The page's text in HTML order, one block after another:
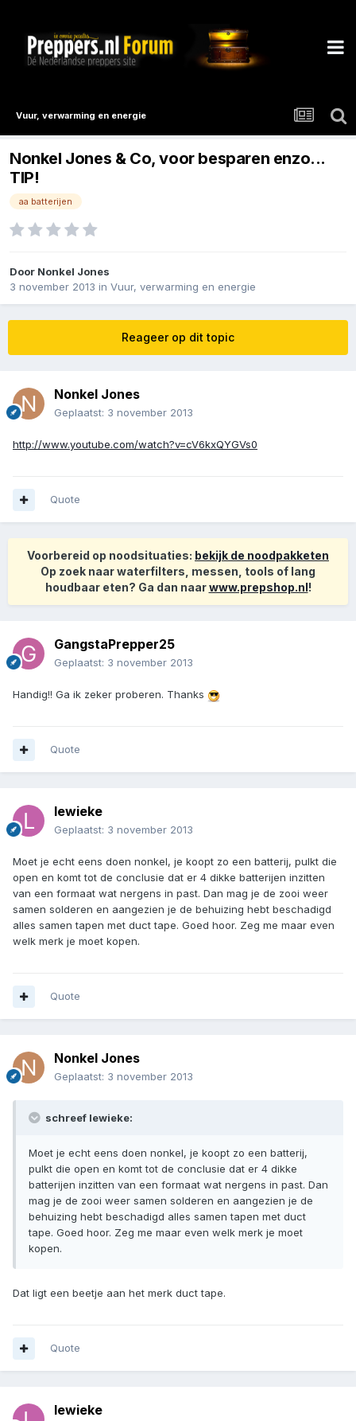
Vuur, verwarming en energie
Nonkel Jones & Co, voor besparen enzo...
TIP!
aa batterijen
Door Nonkel Jones
3 november 2013 in Vuur, verwarming en energie
Reageer op dit topic
Nonkel Jones
Geplaatst: 3 november 2013
http://www.youtube.com/watch?v=cV6kxQYGVs0
Quote
Voorbereid op noodsituaties: bekijk de noodpakketen
Op zoek naar waterfilters, messen, tools of lang
houdbaar eten? Ga dan naarwww.prepshop.nl!
GangstaPrepper25
Geplaatst: 3 november 2013
Handig!! Ga ik zeker proberen. Thanks
Quote
lewieke
Geplaatst: 3 november 2013
Moet je echt eens doen nonkel, je koopt zo een batterij, pulkt die
open en komt tot de conclusie dat er 4 dikke batterijen inzitten
van een formaat wat nergens in past. Dan mag je de zooi weer
samen solderen en aangezien je de behuizing hebt beschadigd
alles samen tapen met duct tape. Goed hoor. Zeg me maar even
welk merk je moet kopen.
Quote
Nonkel Jones
Geplaatst: 3 november 2013
schreef lewieke:
Moet je echt eens doen nonkel, je koopt zo een batterij,
pulkt die open en komt tot de conclusie dat er 4 dikke
batterijen inzitten van een formaat wat nergens in past. Dan
mag je de zooi weer samen solderen en aangezien je de
behuizing hebt beschadigd alles samen tapen met duct
tape. Goed hoor. Zeg me maar even welk merk je moet
kopen.
Dat ligt een beetje aan het merk duct tape.
Quote
lewieke